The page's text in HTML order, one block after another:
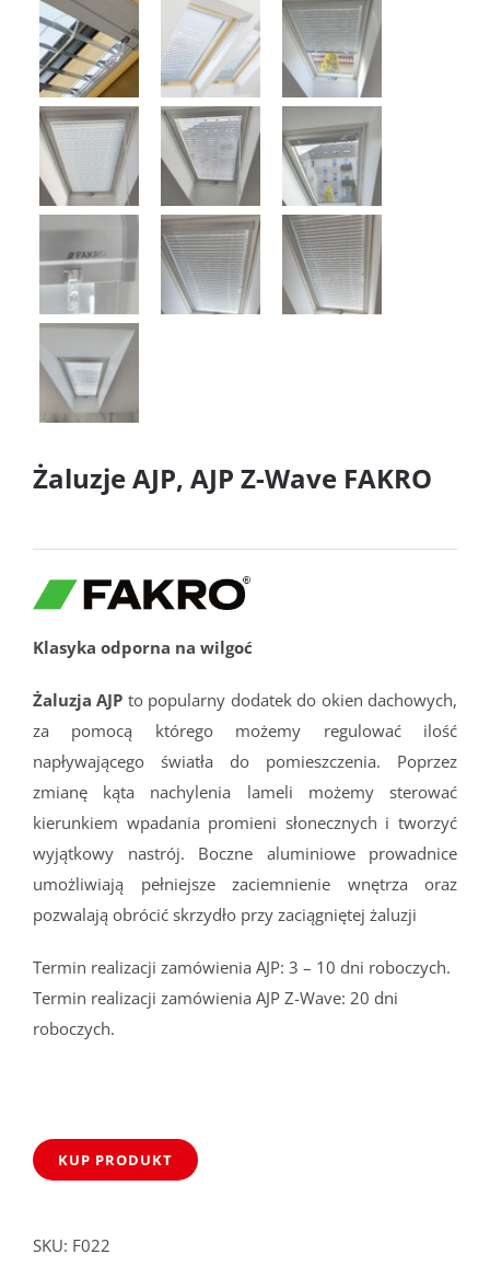
Żaluzje AJP, AJP Z-Wave FAKRO
Klasyka odporna na wilgoć
Żaluzja AJP to popularny dodatek do okien dachowych,
za pomocą którego możemy regulować ilość
napływającego światła do pomieszczenia. Poprzez
zmianę kąta nachylenia lameli możemy sterować
kierunkiem wpadania promieni słonecznych i tworzyć
wyjątkowy nastrój. Boczne aluminiowe prowadnice
umożliwiają pełniejsze zaciemnienie wnętrza oraz
pozwalają obrócić skrzydło przy zaciągniętej żaluzji
Termin realizacji zamówienia AJP: 3 – 10 dni roboczych.
Termin realizacji zamówienia AJP Z-Wave: 20 dni
roboczych.
KUP PRODUKT
SKU: F022